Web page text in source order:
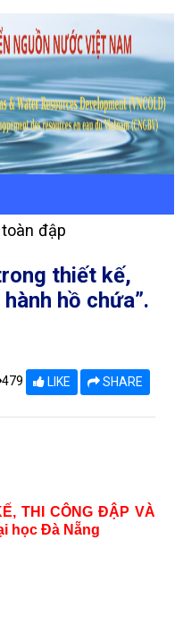
đập
thiết kế,
hồ chứa”.
479 LIKE SHARE
THI CÔNG ĐẬP VÀ
học Đà Nẵng